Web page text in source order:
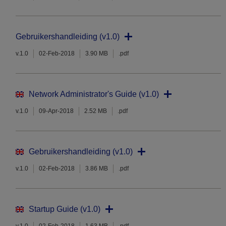
Gebruikershandleiding (v1.0)
v.1.0 02-Feb-2018 3.90 MB .pdf
Network Administrator's Guide (v1.0)
v.1.0 09-Apr-2018 2.52 MB .pdf
Gebruikershandleiding (v1.0)
v.1.0 02-Feb-2018 3.86 MB .pdf
Startup Guide (v1.0)